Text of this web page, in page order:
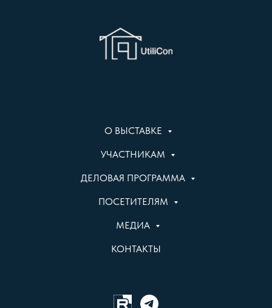
О ВЫСТАВКЕ
УЧАСТНИКАМ
ДЕЛОВАЯ ПРОГРАММА
ПОСЕТИТЕЛЯМ
МЕДИА
КОНТАКТЫ